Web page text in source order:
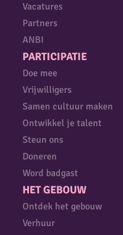
Vacatures
Partners
ANBI
PARTICIPATIE
Doe mee
Vrijwilligers
Samen cultuur maken
Ontwikkel je talent
Steun ons
Doneren
Word badgast
HET GEBOUW
Ontdek het gebouw
Verhuur